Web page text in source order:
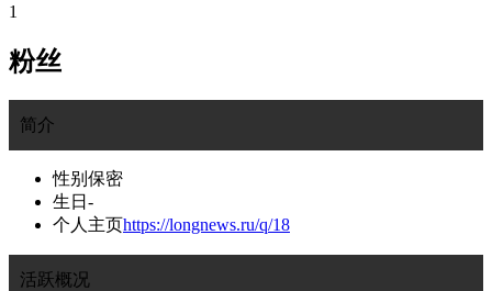
1
粉丝
简介
性别 保密
生日 -
个人主页https://longnews.ru/q/18
活跃概况